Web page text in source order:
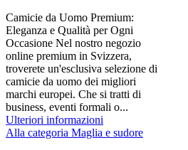
Camicie da Uomo Premium:
Eleganza e Qualità per Ogni
Occasione Nel nostro negozio
online premium in Svizzera,
troverete un'esclusiva selezione di
camicie da uomo dei migliori
marchi europei. Che si tratti di
business, eventi formali o...
Ulteriori informazioni
Alla categoria Maglia e sudore